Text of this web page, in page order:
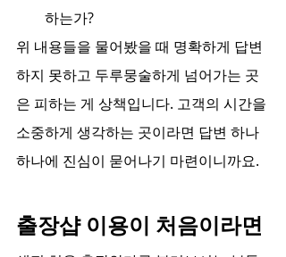
하는가?
위 내용들을 물어봤을 때 명확하게 답변
하지 못하고 두루뭉술하게 넘어가는 곳
은 피하는 게 상책입니다. 고객의 시간을
소중하게 생각하는 곳이라면 답변 하나
하나에 진심이 묻어나기 마련이니까요.
출장샵 이용이 처음이라면